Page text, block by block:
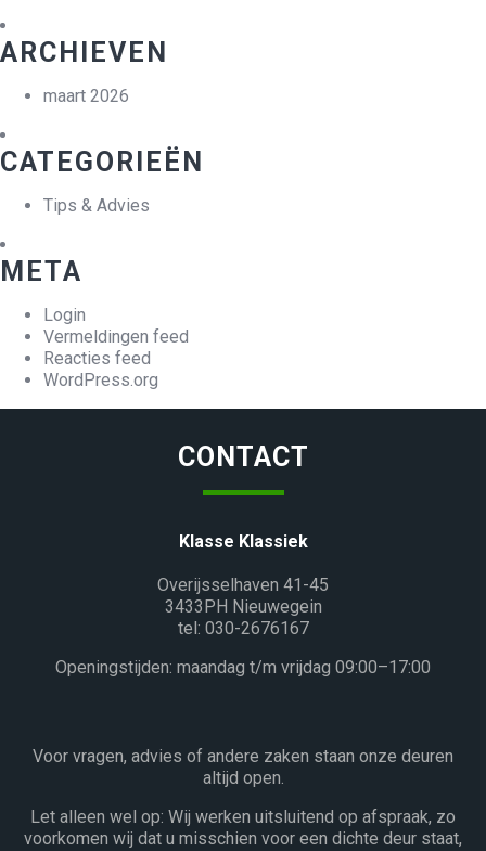
ARCHIEVEN
maart 2026
CATEGORIEËN
Tips & Advies
META
Login
Vermeldingen feed
Reacties feed
WordPress.org
CONTACT
Klasse Klassiek
Overijsselhaven 41-45
3433PH Nieuwegein
tel: 030-2676167
Openingstijden: maandag t/m vrijdag 09:00–17:00
Voor vragen, advies of andere zaken staan onze deuren
altijd open.
Let alleen wel op: Wij werken uitsluitend op afspraak, zo
voorkomen wij dat u misschien voor een dichte deur staat,